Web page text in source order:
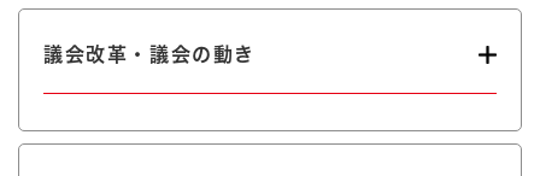
議会改革・議会の動き